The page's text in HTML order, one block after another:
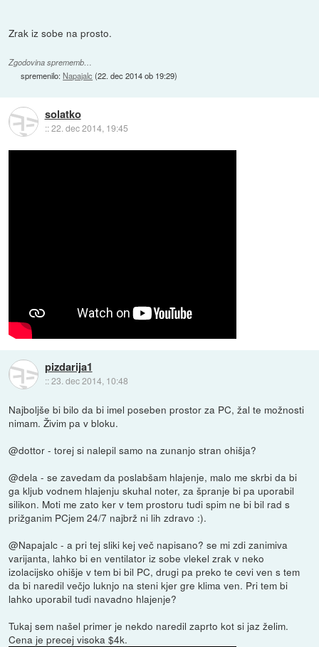
Zrak iz sobe na prosto.
Zgodovina sprememb…
spremenilo:Napajalc (22. dec 2014 ob 19:29)
solatko
::22. dec 2014, 19:45
pizdarija1
::23. dec 2014, 10:48
Najboljše bi bilo da bi imel poseben prostor za PC, žal te možnosti
nimam. Živim pa v bloku.
@dottor - torej si nalepil samo na zunanjo stran ohišja?
@dela - se zavedam da poslabšam hlajenje, malo me skrbi da bi
ga kljub vodnem hlajenju skuhal noter, za špranje bi pa uporabil
silikon. Moti me zato ker v tem prostoru tudi spim ne bi bil rad s
prižganim PCjem 24/7 najbrž ni lih zdravo :).
@Napajalc - a pri tej sliki kej več napisano? se mi zdi zanimiva
varijanta, lahko bi en ventilator iz sobe vlekel zrak v neko
izolacijsko ohišje v tem bi bil PC, drugi pa preko te cevi ven s tem
da bi naredil večjo luknjo na steni kjer gre klima ven. Pri tem bi
lahko uporabil tudi navadno hlajenje?
Tukaj sem našel primer je nekdo naredil zaprto kot si jaz želim.
Cena je precej visoka $4k.